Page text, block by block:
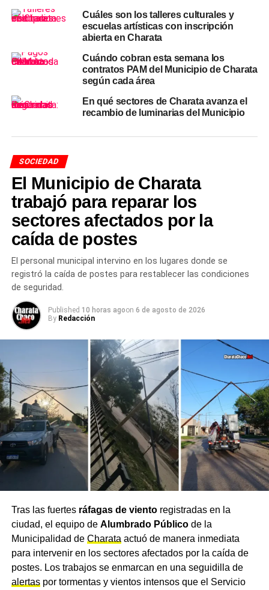
ACTUALIDAD
Héctor Solohoy pasó por Charata con su
proyecto Atre-Verse: inclusión y empatía
pedaleando en bicicleta tándem
El solsticio de invierno 2026 en Argentina fue el
domingo a las 5:24 y marcó el día más corto del
año
Cuáles son los talleres culturales y
escuelas artísticas con inscripción
abierta en Charata
Cuándo cobran esta semana los
contratos PAM del Municipio de Charata
según cada área
En qué sectores de Charata avanza el
recambio de luminarias del Municipio
SOCIEDAD
El Municipio de Charata
trabajó para reparar los
sectores afectados por la
caída de postes
El personal municipal intervino en los lugares donde se
registró la caída de postes para restablecer las condiciones
de seguridad.
Published 10 horas agoon 6 de agosto de 2026
By Redacción
Tras las fuertes ráfagas de vientoregistradas en la
ciudad, el equipo de Alumbrado Públicode la
Municipalidad de Charata actuó de manera inmediata
para intervenir en los sectores afectados por la caída de
postes. Los trabajos se enmarcan en una seguidilla de
alertaspor tormentas y vientos intensos que el Servicio